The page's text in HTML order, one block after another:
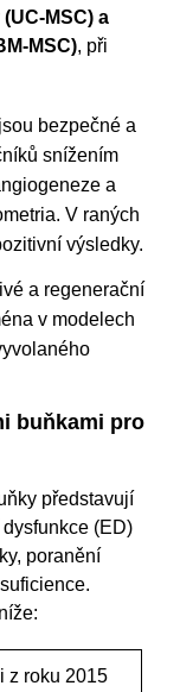
MSC) a
MSC), při
bezpečné a
snížením
a
V raných
výsledky.
a regenerační
v modelech
buňkami pro
představují
(ED)
poranění
z roku 2015